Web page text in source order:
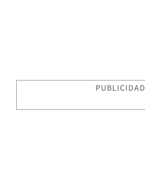
PUBLICIDAD